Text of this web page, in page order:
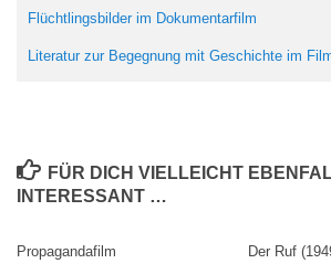
Flüchtlingsbilder im Dokumentarfilm
Literatur zur Begegnung mit Geschichte im
FÜR DICH VIELLEICHT
INTERESSANT …
Propagandafilm Der Ruf